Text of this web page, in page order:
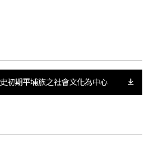
初期平埔族之社會文化為中心